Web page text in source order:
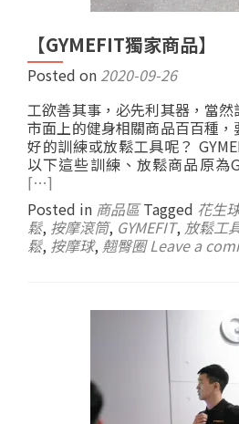
【GYMEFIT獨家商品】
Posted on 2020-09-26
工欲善其事，必先利其器，當然
市面上的健身相關商品百百種
好的訓練或放鬆工具呢？
以下這些訓練、放鬆商品原為
[…]
Posted in 商品區 Tagged 花生
鬆, 按摩滾筒, GYMEFIT, 放鬆工
鬆, 按摩球, 翹臀圈 Leave a